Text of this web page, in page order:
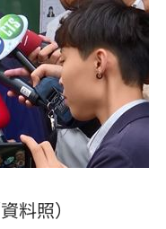
料照）